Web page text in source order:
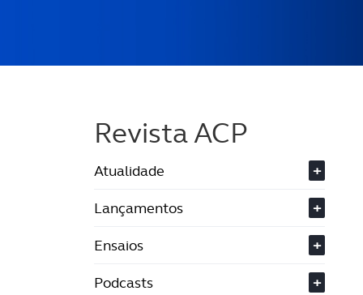
Revista ACP
Atualidade
+
Lançamentos
+
Ensaios
+
Podcasts
+